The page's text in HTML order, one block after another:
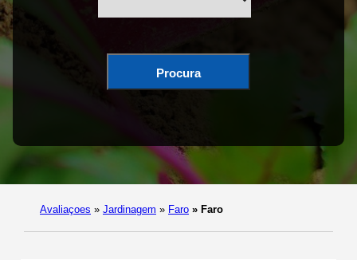
Procura
Avaliaçoes » Jardinagem » Faro » Faro